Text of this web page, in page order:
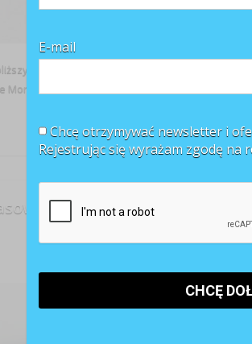
czasie redukować zatrudnienie - wynika z
Money.pl. Biorąc pod uwagę spowolnienie
E-mail
Chcę otrzymywać newsletter i
Rejestrując się wyrażam zgodę na